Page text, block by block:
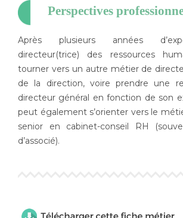
Perspectives
Après plusieurs années
directeur(trice) des ressources
tourner vers un autre métier de
de la direction, voire prendre une
directeur général en fonction de son
peut également s’orienter vers le
senior en cabinet-conseil RH
d’associé).